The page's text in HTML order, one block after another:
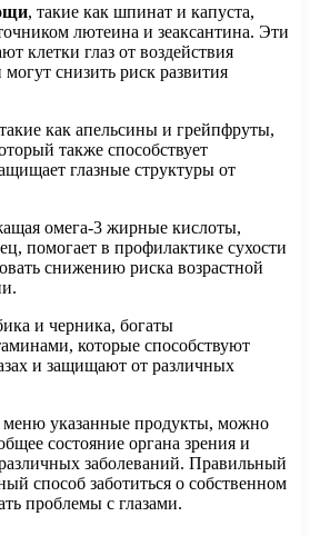
, такие как шпинат и капуста,
лютеина и зеаксантина. Эти
клетки глаз от воздействия
снизить риск развития
как апельсины и грейпфруты,
также способствует
глазные структуры от
омега-3 жирные кислоты,
помогает в профилактике сухости
снижению риска возрастной
и черника, богаты
которые способствуют
и защищают от различных
указанные продукты, можно
состояние органа зрения и
заболеваний. Правильный
способ заботиться о собственном
проблемы с глазами.